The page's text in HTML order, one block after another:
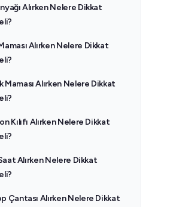
Alırken Nelere Dikkat
Alırken Nelere Dikkat
Maması Alırken Nelere Dikkat
Kılıfı Alırken Nelere Dikkat
Saat Alırken Nelere Dikkat
Çantası Alırken Nelere Dikkat